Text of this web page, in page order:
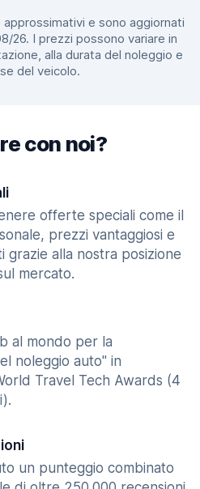
e sono aggiornati
26. I prezzi possono variare in
alla durata del noleggio e
del veicolo.
con noi?
offerte speciali come il
prezzi vantaggiosi e
grazie alla nostra posizione
mercato.
al mondo per la
noleggio auto" in
Travel Tech Awards (4
un punteggio combinato